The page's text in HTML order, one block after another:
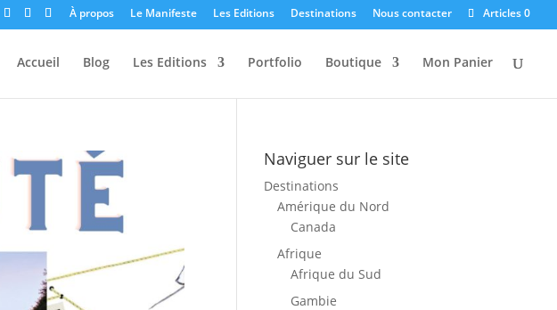
À propos Le Manifeste Les Editions Destinations Nous contacter Articles 0
Accueil Blog Les Editions Portfolio Boutique Mon Panier
Naviguer sur le site
Destinations
Amérique du Nord
Canada
Afrique
Afrique du Sud
Gambie